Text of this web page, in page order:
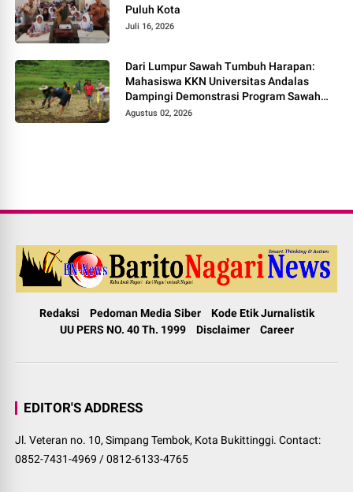
Puluh Kota
Juli 16, 2026
Dari Lumpur Sawah Tumbuh Harapan:
Mahasiswa KKN Universitas Andalas
Dampingi Demonstrasi Program Sawah
Pokok Murah di Jorong Bayua
Agustus 02, 2026
Redaksi Pedoman Media Siber
Kode Etik Jurnalistik
UU PERS NO. 40 Th. 1999
Disclaimer Career
EDITOR'S ADDRESS
Jl. Veteran no. 10, Simpang Tembok, Kota Bukittinggi. Contact:
0852-7431-4969 / 0812-6133-4765